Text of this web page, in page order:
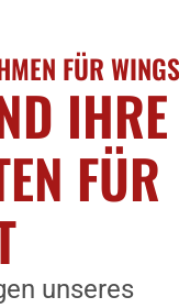
FÜR
FÜR
unseres